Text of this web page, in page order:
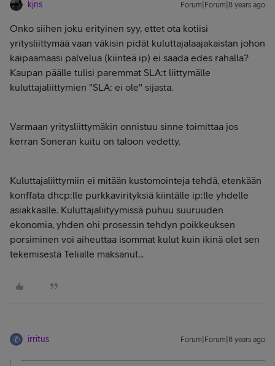
kjns Forum|Forum|8 years ago
Onko siihen joku erityinen syy, ettet ota kotiisi
yritysliittymää vaan väkisin pidät kuluttajalaajakaistan johon
kaipaamaasi palvelua (kiinteä ip) ei saada edes rahalla?
Kaupan päälle tulisi paremmat SLA:t liittymälle
kuluttajaliittymien "SLA: ei ole" sijasta.
Varmaan yritysliittymäkin onnistuu sinne toimittaa jos
kerran Soneran kuitu on taloon vedetty.
Kuluttajaliittymiin ei mitään kustomointeja tehdä, etenkään
konffata dhcp:lle purkkavirityksiä kiintälle ip:lle yhdelle
asiakkaalle. Kuluttajaliityymissä puhuu suuruuden
ekonomia, yhden ohi prosessin tehdyn poikkeuksen
porsiminen voi aiheuttaa isommat kulut kuin ikinä olet sen
tekemisestä Telialle maksanut...
irritus Forum|Forum|8 years ago